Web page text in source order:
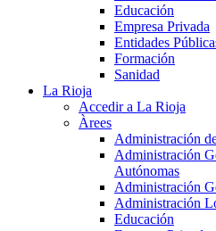
Educación
Empresa Privada
Entidades
Formación
Sanidad
La Rioja
Accedir a La Rioja
Àrees
Administración
Administración
Autónomas
Administración
Administración
Educación